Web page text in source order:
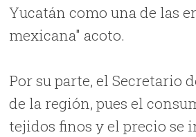
Yucatán como una de las
mexicana" acoto.
Por su parte, el Secretario
de la región, pues el
tejidos finos y el precio se